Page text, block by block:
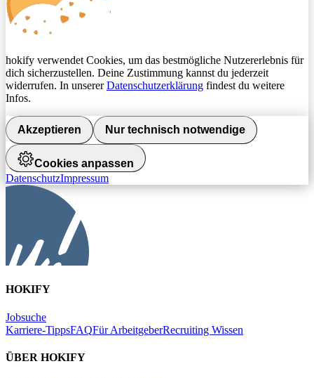
hokify verwendet Cookies, um das bestmögliche Nutzererlebnis für
dich sicherzustellen. Deine Zustimmung kannst du jederzeit
widerrufen. In unsererDatenschutzerklärung findest du weitere
Infos.
Akzeptieren Nur technisch notwendige
Cookies anpassen
DatenschutzImpressum
HOKIFY
Jobsuche
Karriere-TippsFAQFür ArbeitgeberRecruiting Wissen
ÜBER HOKIFY